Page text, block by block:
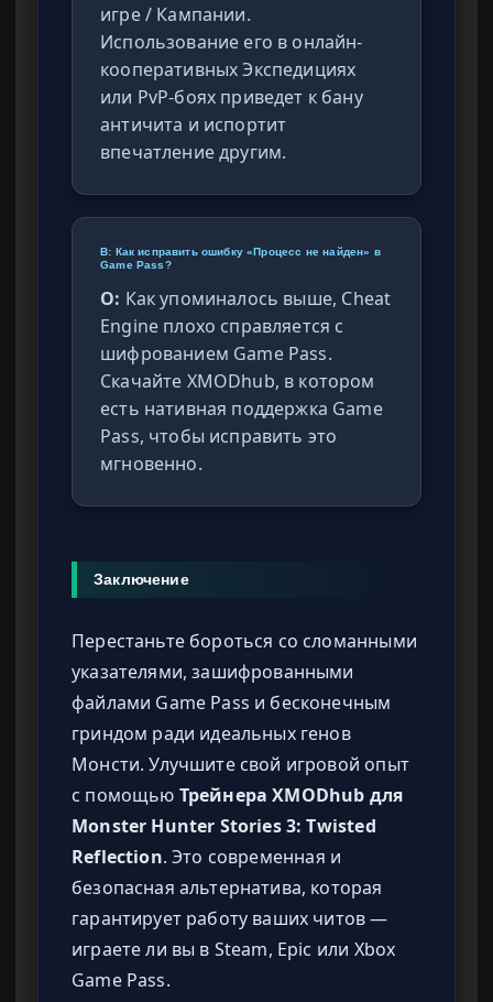
игре / Кампании.
Использование его в онлайн-
кооперативных Экспедициях
или PvP-боях приведет к бану
античита и испортит
впечатление другим.
В: Как исправить ошибку «Процесс не найден» в
Game Pass?
О: Как упоминалось выше, Cheat
Engine плохо справляется с
шифрованием Game Pass.
Скачайте XMODhub, в котором
есть нативная поддержка Game
Pass, чтобы исправить это
мгновенно.
Заключение
Перестаньте бороться со сломанными
указателями, зашифрованными
файлами Game Pass и бесконечным
гриндом ради идеальных генов
Монсти. Улучшите свой игровой опыт
с помощью Трейнера XMODhub для
Monster Hunter Stories 3: Twisted
Reflection. Это современная и
безопасная альтернатива, которая
гарантирует работу ваших читов —
играете ли вы в Steam, Epic или Xbox
Game Pass.